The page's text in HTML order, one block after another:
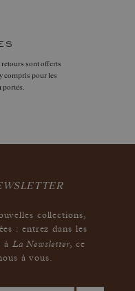
retours sont offerts
compris pour les
portés.
collections,
: entrez dans les
à La Newsletter,ce
à vous.